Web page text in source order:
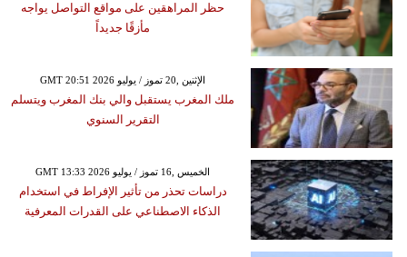
حظر المراهقين على مواقع التواصل يواجه
مأزقًا جديداً
GMT 20:51 2026 الإثنين ,20 تموز / يوليو
ملك المغرب يستقبل والي بنك المغرب ويتسلم
التقرير السنوي
GMT 13:33 2026 الخميس ,16 تموز / يوليو
دراسات تحذر من تأثير الإفراط في استخدام
الذكاء الاصطناعي على القدرات المعرفية